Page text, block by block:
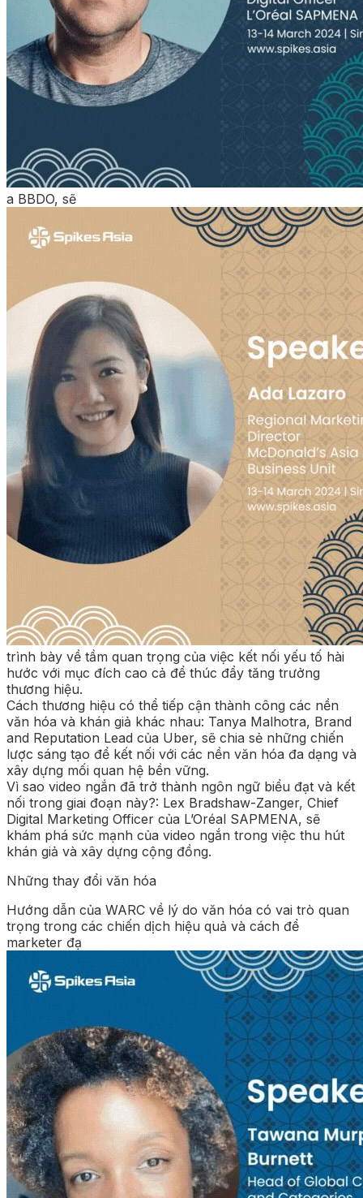
a BBDO, sẽ
trình bày về tầm quan trọng của việc kết nối yếu tố hài
hước với mục đích cao cả để thúc đẩy tăng trưởng
thương hiệu.
Cách thương hiệu có thể tiếp cận thành công các nền
văn hóa và khán giả khác nhau: Tanya Malhotra, Brand
and Reputation Lead của Uber, sẽ chia sẻ những chiến
lược sáng tạo để kết nối với các nền văn hóa đa dạng và
xây dựng mối quan hệ bền vững.
Vì sao video ngắn đã trở thành ngôn ngữ biểu đạt và kết
nối trong giai đoạn này?: Lex Bradshaw-Zanger, Chief
Digital Marketing Officer của L’Oréal SAPMENA, sẽ
khám phá sức mạnh của video ngắn trong việc thu hút
khán giả và xây dựng cộng đồng.
Những thay đổi văn hóa
Hướng dẫn của WARC về lý do văn hóa có vai trò quan
trọng trong các chiến dịch hiệu quả và cách để
marketer đạ